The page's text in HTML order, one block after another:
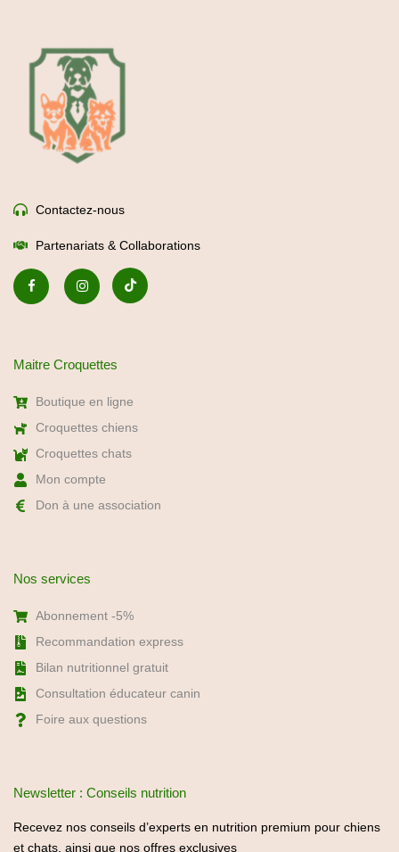
Contactez-nous
Partenariats & Collaborations
Maitre Croquettes
Boutique en ligne
Croquettes chiens
Croquettes chats
Mon compte
Don à une association
Nos services
Abonnement -5%
Recommandation express
Bilan nutritionnel gratuit
Consultation éducateur canin
Foire aux questions
Newsletter : Conseils nutrition
Recevez nos conseils d’experts en nutrition premium pour chiens
et chats, ainsi que nos offres exclusives